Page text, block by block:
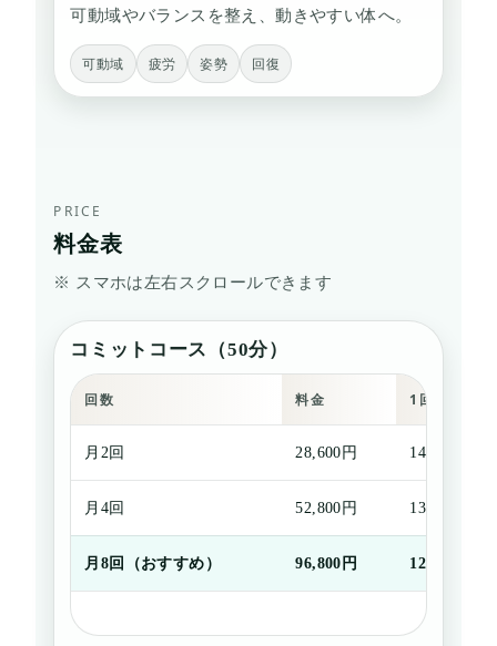
可動域やバランスを整え、動きやすい体へ。
可動域 疲労 姿勢 回復
PRICE
料金表
※ スマホは左右スクロールできます
コミットコース（50分）
回数 料金 1回あたり
月2回 28,600円 14,300円
月4回 52,800円 13,200円
月8回（おすすめ） 96,800円 12,100円